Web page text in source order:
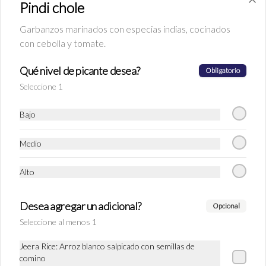
S/ 13.90
Ice tea tandai
Té puro helado, maracuyá, flor de jamaica y
Lassi de mango
y mango. Ideal para acompañar los currys,
ya que suaviza el picante y es un buen
digestivo
S/ 20.90
Pindi chole
Garbanzos marinados con especias indias, cocinados
con cebolla y tomate.
Qué nivel de picante desea? Obligatorio
Seleccione 1
Bajo
Medio
Alto
Desea agregar un adicional? Opcional
Seleccione al menos 1
Jeera Rice: Arroz blanco salpicado con semillas de
comino